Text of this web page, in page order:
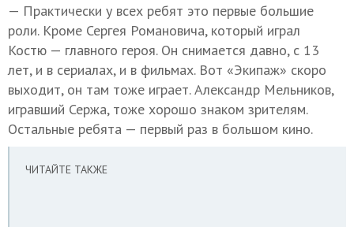
— Практически у всех ребят это первые большие
роли. Кроме Сергея Романовича, который играл
Костю — главного героя. Он снимается давно, с 13
лет, и в сериалах, и в фильмах. Вот «Экипаж» скоро
выходит, он там тоже играет. Александр Мельников,
игравший Сержа, тоже хорошо знаком зрителям.
Остальные ребята — первый раз в большом кино.
ЧИТАЙТЕ ТАКЖЕ